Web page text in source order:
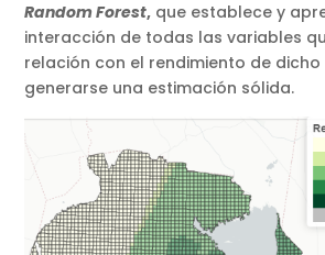
Random Forest, que establece y
interacción de todas las variables
relación con el rendimiento de
generarse una estimación sólida.